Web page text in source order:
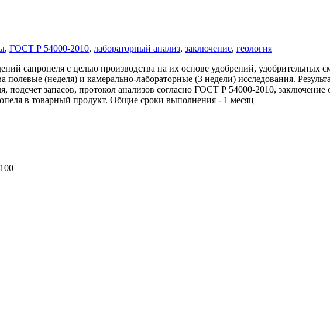
, ГОСТ Р 54000-2010, лабораторный анализ, заключение, геология
сапропеля с целью производства на их основе удобрений, удобрительных
полевые (неделя) и камерально-лабораторные (3 недели) исследования.
запасов, протокол анализов согласно ГОСТ Р 54000-2010, заключение
в товарный продукт. Общие сроки выполнения - 1 месяц
100